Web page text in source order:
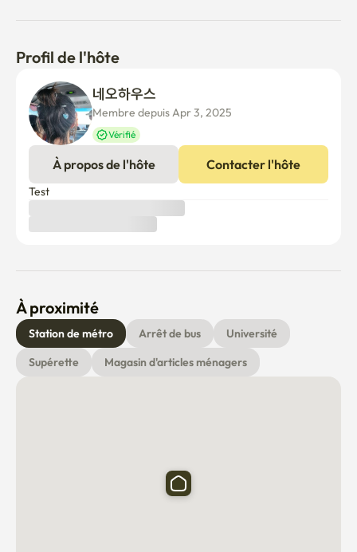
Profil de l'hôte
Membre depuis Apr 3, 2025
Vérifié
À propos de l'hôte Contacter l'hôte
Test
À proximité
Station de métro Arrêt de bus
Université
Supérette
Magasin d'articles ménagers